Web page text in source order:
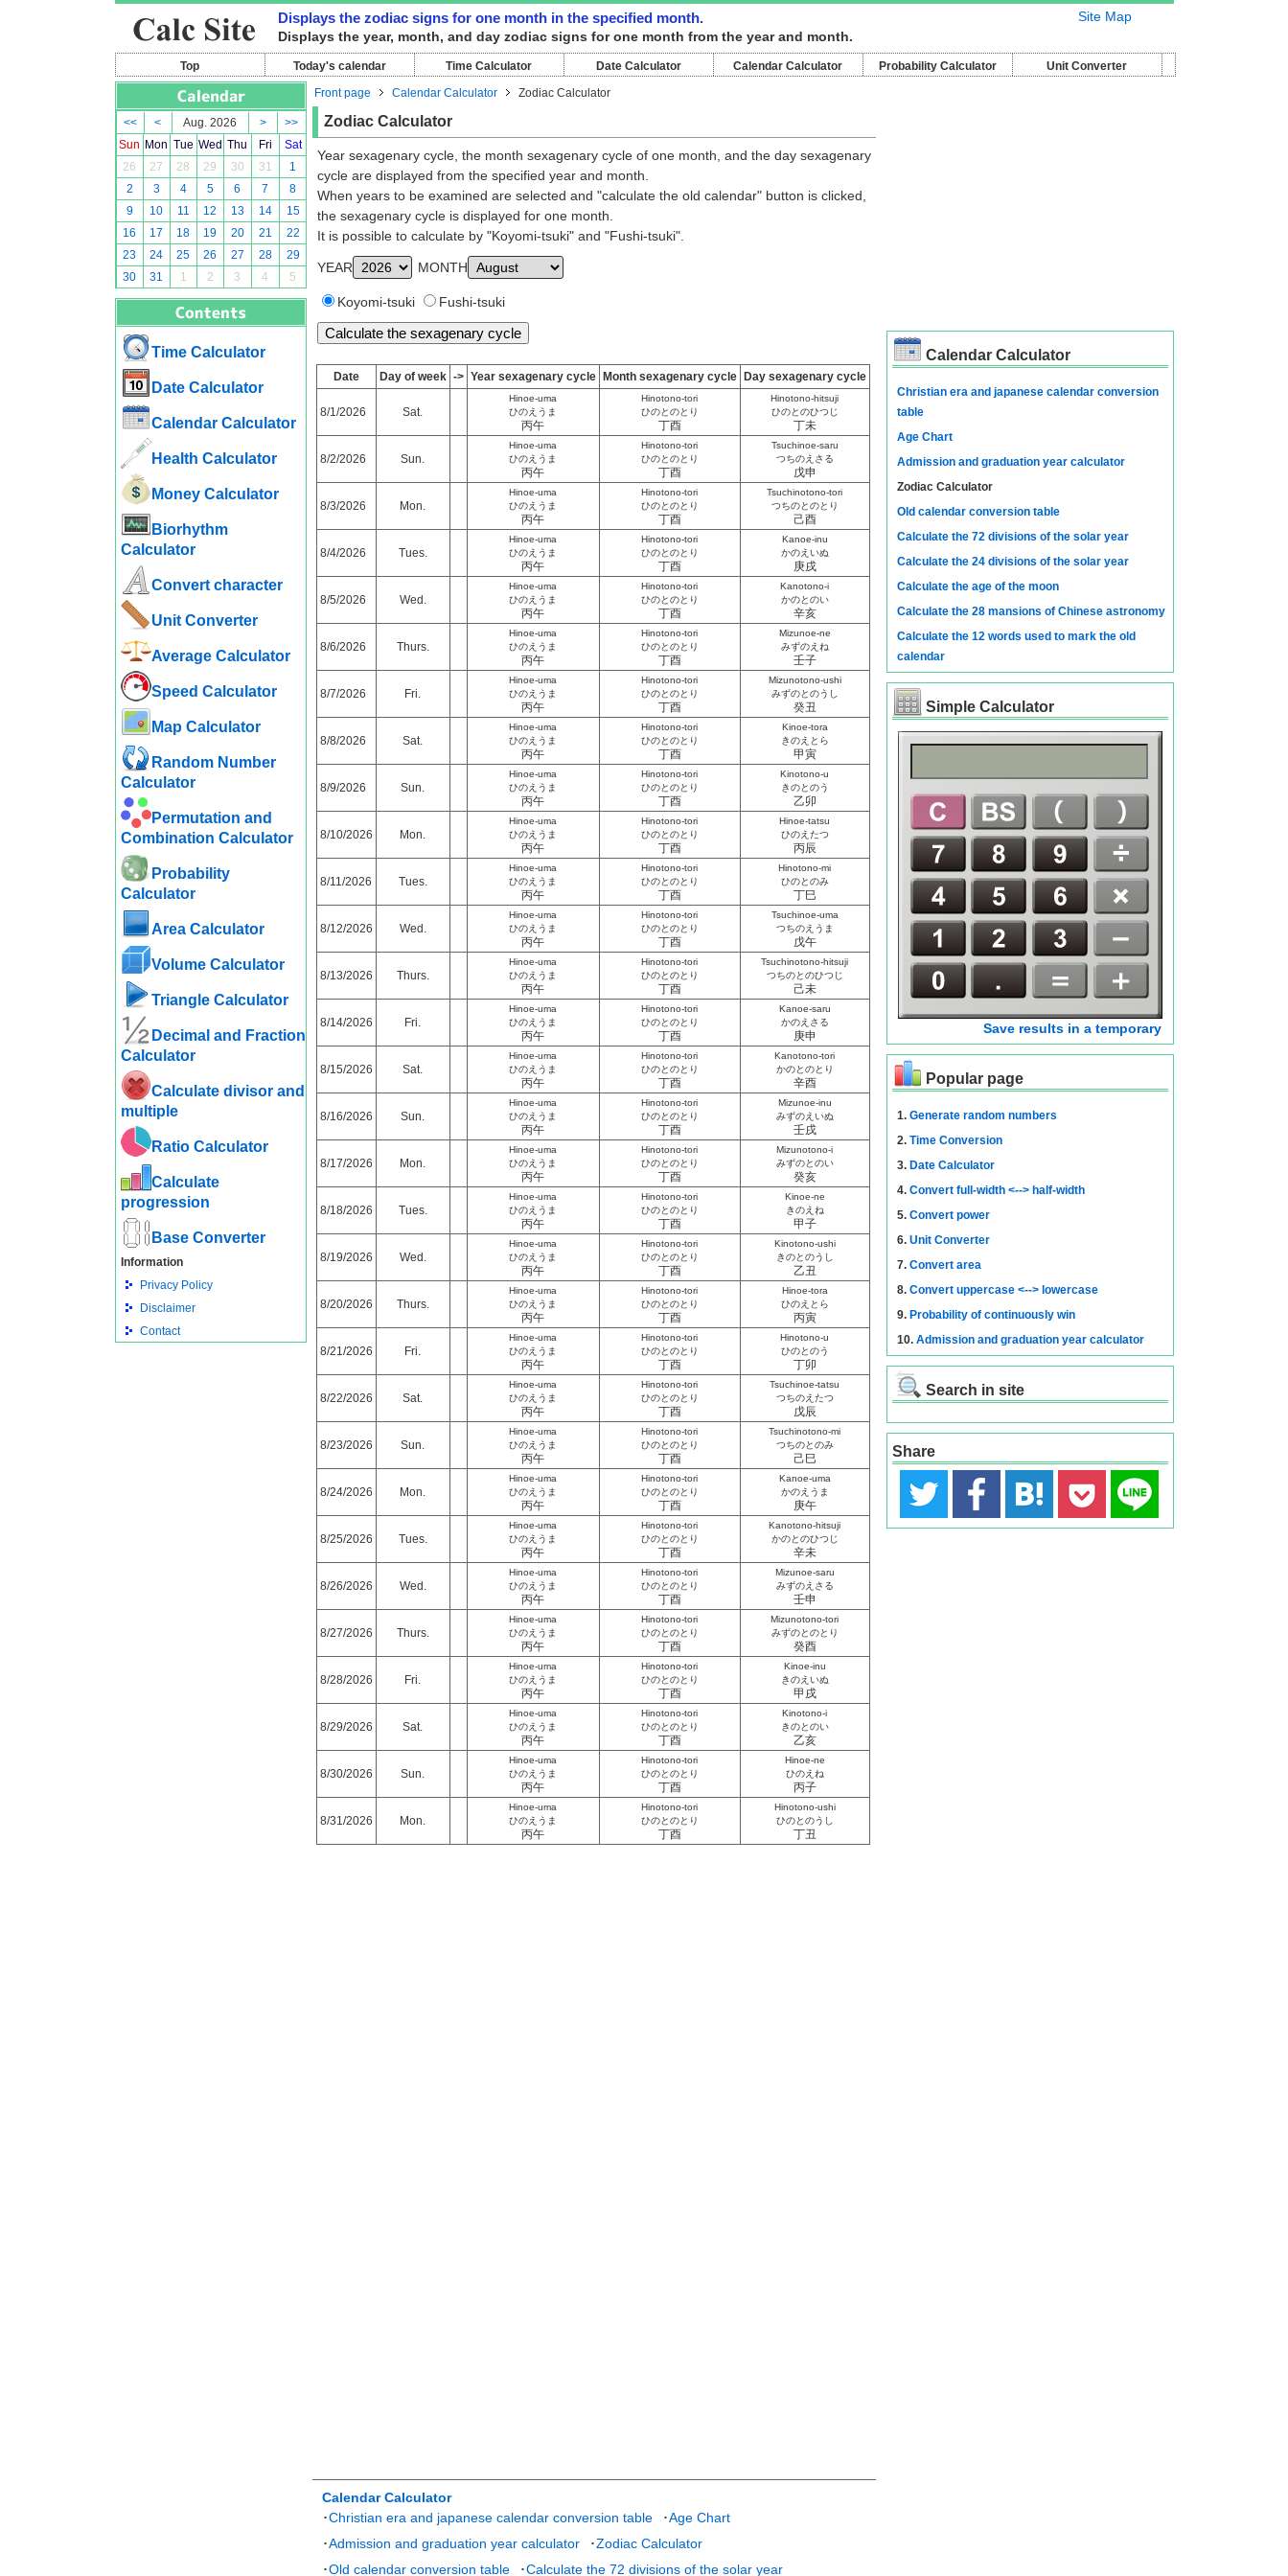
Site Map
Displays the zodiac signs for one month in the specified month.
Displays the year, month, and day zodiac signs for one month from the year and month.
Top Today's calendar Time Calculator Date Calculator Calendar Calculator Probability Calculator Unit Converter
<< < Aug. 2026 >
>>
Sun Mon Tue Wed Thu Fri
Sat
26
27 28 29 30 31
1
2
3 4 5 6 7
8
9
10 11 12 13 14
15
16
17 18 19 20 21
22
23
24 25 26 27 28
29
30
31 1 2 3 4 5
Time Calculator
Date Calculator
Calendar Calculator
Health Calculator
Money Calculator
Biorhythm
Calculator
Convert character
Unit Converter
Average Calculator
Speed ​​Calculator
Map Calculator
Random Number
Calculator
Permutation and
Combination Calculator
Probability
Calculator
Area Calculator
Volume Calculator
Triangle Calculator
Decimal and Fraction
Calculator
Calculate divisor and
multiple
Ratio Calculator
Calculate
progression
Base Converter
Information
Privacy Policy
Disclaimer
Contact
Front page Calendar Calculator Zodiac Calculator
Zodiac Calculator
Year sexagenary cycle, the month sexagenary cycle of one month, and the day sexagenary
cycle are displayed from the specified year and month.
When years to be examined are selected and "calculate the old calendar" button is clicked,
the sexagenary cycle is displayed for one month.
It is possible to calculate by "Koyomi-tsuki" and "Fushi-tsuki".
YEAR MONTH
Koyomi-tsuki Fushi-tsuki
Date Day of week -> Year sexagenary cycle Month sexagenary cycle Day sexagenary cycle
8/1/2026 Sat.
Hinoe-uma
ひのえうま
丙午
Hinotono-tori
ひのとのとり
丁酉
Hinotono-hitsuji
ひのとのひつじ
丁未
8/2/2026 Sun.
Hinoe-uma
ひのえうま
丙午
Hinotono-tori
ひのとのとり
丁酉
Tsuchinoe-saru
つちのえさる
戊申
8/3/2026 Mon.
Hinoe-uma
ひのえうま
丙午
Hinotono-tori
ひのとのとり
丁酉
Tsuchinotono-tori
つちのとのとり
己酉
8/4/2026 Tues.
Hinoe-uma
ひのえうま
丙午
Hinotono-tori
ひのとのとり
丁酉
Kanoe-inu
かのえいぬ
庚戌
8/5/2026 Wed.
Hinoe-uma
ひのえうま
丙午
Hinotono-tori
ひのとのとり
丁酉
Kanotono-i
かのとのい
辛亥
8/6/2026 Thurs.
Hinoe-uma
ひのえうま
丙午
Hinotono-tori
ひのとのとり
丁酉
Mizunoe-ne
みずのえね
壬子
8/7/2026 Fri.
Hinoe-uma
ひのえうま
丙午
Hinotono-tori
ひのとのとり
丁酉
Mizunotono-ushi
みずのとのうし
癸丑
8/8/2026 Sat.
Hinoe-uma
ひのえうま
丙午
Hinotono-tori
ひのとのとり
丁酉
Kinoe-tora
きのえとら
甲寅
8/9/2026 Sun.
Hinoe-uma
ひのえうま
丙午
Hinotono-tori
ひのとのとり
丁酉
Kinotono-u
きのとのう
乙卯
8/10/2026 Mon.
Hinoe-uma
ひのえうま
丙午
Hinotono-tori
ひのとのとり
丁酉
Hinoe-tatsu
ひのえたつ
丙辰
8/11/2026 Tues.
Hinoe-uma
ひのえうま
丙午
Hinotono-tori
ひのとのとり
丁酉
Hinotono-mi
ひのとのみ
丁巳
8/12/2026 Wed.
Hinoe-uma
ひのえうま
丙午
Hinotono-tori
ひのとのとり
丁酉
Tsuchinoe-uma
つちのえうま
戊午
8/13/2026 Thurs.
Hinoe-uma
ひのえうま
丙午
Hinotono-tori
ひのとのとり
丁酉
Tsuchinotono-hitsuji
つちのとのひつじ
己未
8/14/2026 Fri.
Hinoe-uma
ひのえうま
丙午
Hinotono-tori
ひのとのとり
丁酉
Kanoe-saru
かのえさる
庚申
8/15/2026 Sat.
Hinoe-uma
ひのえうま
丙午
Hinotono-tori
ひのとのとり
丁酉
Kanotono-tori
かのとのとり
辛酉
8/16/2026 Sun.
Hinoe-uma
ひのえうま
丙午
Hinotono-tori
ひのとのとり
丁酉
Mizunoe-inu
みずのえいぬ
壬戌
8/17/2026 Mon.
Hinoe-uma
ひのえうま
丙午
Hinotono-tori
ひのとのとり
丁酉
Mizunotono-i
みずのとのい
癸亥
8/18/2026 Tues.
Hinoe-uma
ひのえうま
丙午
Hinotono-tori
ひのとのとり
丁酉
Kinoe-ne
きのえね
甲子
8/19/2026 Wed.
Hinoe-uma
ひのえうま
丙午
Hinotono-tori
ひのとのとり
丁酉
Kinotono-ushi
きのとのうし
乙丑
8/20/2026 Thurs.
Hinoe-uma
ひのえうま
丙午
Hinotono-tori
ひのとのとり
丁酉
Hinoe-tora
ひのえとら
丙寅
8/21/2026 Fri.
Hinoe-uma
ひのえうま
丙午
Hinotono-tori
ひのとのとり
丁酉
Hinotono-u
ひのとのう
丁卯
8/22/2026 Sat.
Hinoe-uma
ひのえうま
丙午
Hinotono-tori
ひのとのとり
丁酉
Tsuchinoe-tatsu
つちのえたつ
戊辰
8/23/2026 Sun.
Hinoe-uma
ひのえうま
丙午
Hinotono-tori
ひのとのとり
丁酉
Tsuchinotono-mi
つちのとのみ
己巳
8/24/2026 Mon.
Hinoe-uma
ひのえうま
丙午
Hinotono-tori
ひのとのとり
丁酉
Kanoe-uma
かのえうま
庚午
8/25/2026 Tues.
Hinoe-uma
ひのえうま
丙午
Hinotono-tori
ひのとのとり
丁酉
Kanotono-hitsuji
かのとのひつじ
辛未
8/26/2026 Wed.
Hinoe-uma
ひのえうま
丙午
Hinotono-tori
ひのとのとり
丁酉
Mizunoe-saru
みずのえさる
壬申
8/27/2026 Thurs.
Hinoe-uma
ひのえうま
丙午
Hinotono-tori
ひのとのとり
丁酉
Mizunotono-tori
みずのとのとり
癸酉
8/28/2026 Fri.
Hinoe-uma
ひのえうま
丙午
Hinotono-tori
ひのとのとり
丁酉
Kinoe-inu
きのえいぬ
甲戌
8/29/2026 Sat.
Hinoe-uma
ひのえうま
丙午
Hinotono-tori
ひのとのとり
丁酉
Kinotono-i
きのとのい
乙亥
8/30/2026 Sun.
Hinoe-uma
ひのえうま
丙午
Hinotono-tori
ひのとのとり
丁酉
Hinoe-ne
ひのえね
丙子
8/31/2026 Mon.
Hinoe-uma
ひのえうま
丙午
Hinotono-tori
ひのとのとり
丁酉
Hinotono-ushi
ひのとのうし
丁丑
Calendar Calculator
･Christian era and japanese calendar conversion table ･Age Chart
･Admission and graduation year calculator ･Zodiac Calculator
･Old calendar conversion table ･Calculate the 72 divisions of the solar year
Calendar Calculator
Christian era and japanese calendar conversion
table
Age Chart
Admission and graduation year calculator
Zodiac Calculator
Old calendar conversion table
Calculate the 72 divisions of the solar year
Calculate the 24 divisions of the solar year
Calculate the age of the moon
Calculate the 28 mansions of Chinese astronomy
Calculate the 12 words used to mark the old
calendar
Simple Calculator
Save results in a temporary
Popular page
1. Generate random numbers
2. Time Conversion
3. Date Calculator
4. Convert full-width <--> half-width
5. Convert power
6. Unit Converter
7. Convert area
8. Convert uppercase <--> lowercase
9. Probability of continuously win
10. Admission and graduation year calculator
Search in site
Share